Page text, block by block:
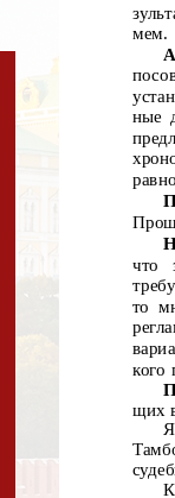
мем.
ные
что
то
кого
щих
Я